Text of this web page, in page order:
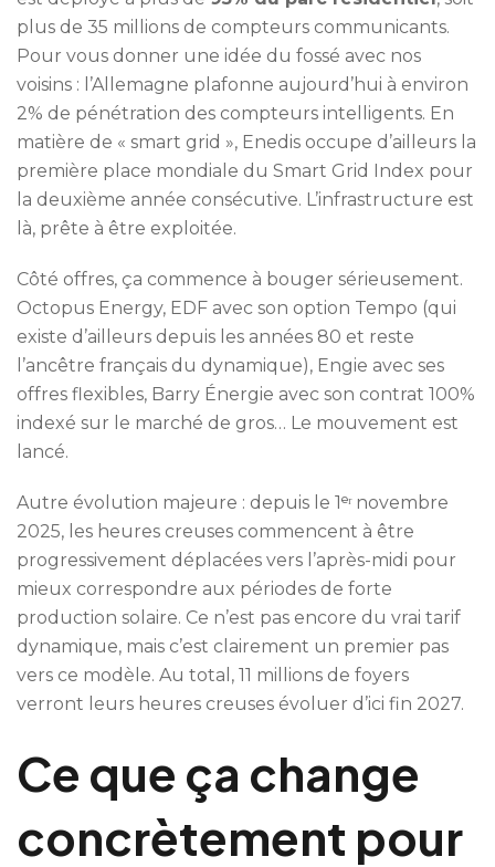
plus de 35 millions de compteurs communicants.
Pour vous donner une idée du fossé avec nos
voisins : l’Allemagne plafonne aujourd’hui à environ
2% de pénétration des compteurs intelligents. En
matière de « smart grid », Enedis occupe d’ailleurs la
première place mondiale du Smart Grid Index pour
la deuxième année consécutive. L’infrastructure est
là, prête à être exploitée.
Côté offres, ça commence à bouger sérieusement.
Octopus Energy, EDF avec son option Tempo (qui
existe d’ailleurs depuis les années 80 et reste
l’ancêtre français du dynamique), Engie avec ses
offres flexibles, Barry Énergie avec son contrat 100%
indexé sur le marché de gros… Le mouvement est
lancé.
Autre évolution majeure : depuis le 1ᵉʳ novembre
2025, les heures creuses commencent à être
progressivement déplacées vers l’après-midi pour
mieux correspondre aux périodes de forte
production solaire. Ce n’est pas encore du vrai tarif
dynamique, mais c’est clairement un premier pas
vers ce modèle. Au total, 11 millions de foyers
verront leurs heures creuses évoluer d’ici fin 2027.
Ce que ça change
concrètement pour